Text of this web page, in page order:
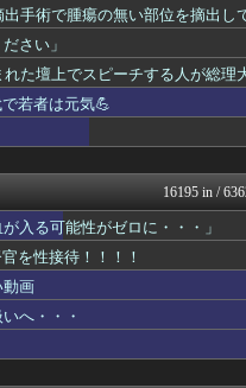
は優し...
おにひめちゃ
ことが...
おにひめちゃ
鬼女まとめ速
る日本...
ニコニ...
わんこーる速
ｗｗｗ...
バズッター速
しちゃ...
パチンコ・パ
かせまと！
キニ速
...
ラビット速報
衝撃体験！ア
限の切...
おにひめちゃ
手術で腫瘍の無い部位を摘出し
さい」
た壇上でスピーチする人が総理
若者は元気💪
16195 in /
入る可能性がゼロに・・・」
を性接待！！！！
動画
へ・・・